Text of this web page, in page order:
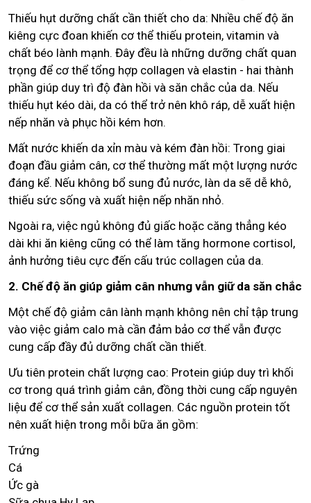
Thiếu hụt dưỡng chất cần thiết cho da: Nhiều chế độ ăn
kiêng cực đoan khiến cơ thể thiếu protein, vitamin và
chất béo lành mạnh. Đây đều là những dưỡng chất quan
trọng để cơ thể tổng hợp collagen và elastin - hai thành
phần giúp duy trì độ đàn hồi và săn chắc của da. Nếu
thiếu hụt kéo dài, da có thể trở nên khô ráp, dễ xuất hiện
nếp nhăn và phục hồi kém hơn.
Mất nước khiến da xỉn màu và kém đàn hồi: Trong giai
đoạn đầu giảm cân, cơ thể thường mất một lượng nước
đáng kể. Nếu không bổ sung đủ nước, làn da sẽ dễ khô,
thiếu sức sống và xuất hiện nếp nhăn nhỏ.
Ngoài ra, việc ngủ không đủ giấc hoặc căng thẳng kéo
dài khi ăn kiêng cũng có thể làm tăng hormone cortisol,
ảnh hưởng tiêu cực đến cấu trúc collagen của da.
2. Chế độ ăn giúp giảm cân nhưng vẫn giữ da săn chắc
Một chế độ giảm cân lành mạnh không nên chỉ tập trung
vào việc giảm calo mà cần đảm bảo cơ thể vẫn được
cung cấp đầy đủ dưỡng chất cần thiết.
Ưu tiên protein chất lượng cao: Protein giúp duy trì khối
cơ trong quá trình giảm cân, đồng thời cung cấp nguyên
liệu để cơ thể sản xuất collagen. Các nguồn protein tốt
nên xuất hiện trong mỗi bữa ăn gồm:
Trứng
Cá
Ức gà